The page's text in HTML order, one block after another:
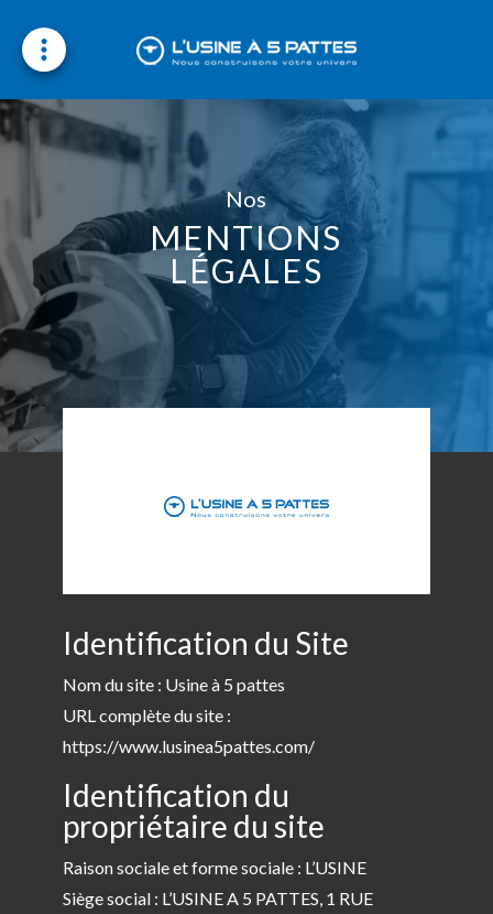
Nos domaines d’intervention
Contactez-nous
Rejoignez-nous
Nos
MENTIONS
LÉGALES
Identification du Site
Nom du site : Usine à 5 pattes
URL complète du site :
https://www.lusinea5pattes.com/
Identification du
propriétaire du site
Raison sociale et forme sociale : L’USINE
Siège social : L’USINE A 5 PATTES, 1 RUE